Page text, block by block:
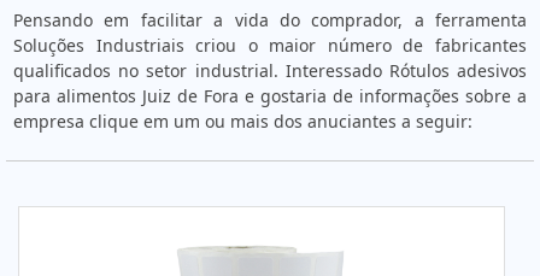
Pensando em facilitar a vida do comprador, a ferramenta
Soluções Industriais criou o maior número de fabricantes
qualificados no setor industrial. Interessado Rótulos adesivos
para alimentos Juiz de Fora e gostaria de informações sobre a
empresa clique em um ou mais dos anuciantes a seguir: